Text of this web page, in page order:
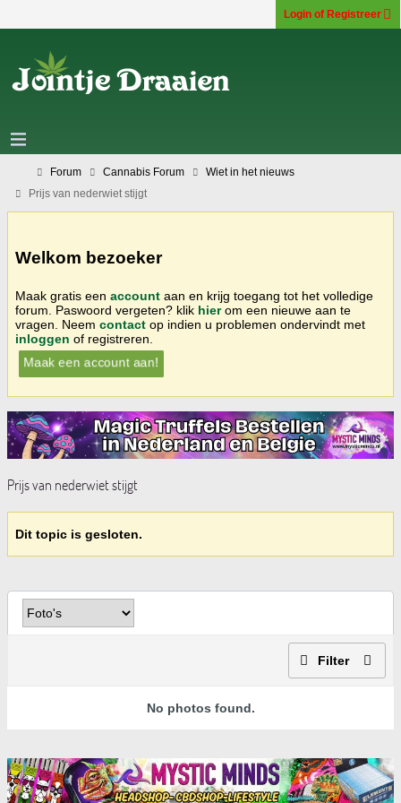
Login of Registreer
Forum Cannabis Forum
Wiet in het nieuws
Prijs van nederwiet stijgt
Welkom bezoeker
Maak gratis een account aan en krijg toegang tot het volledige
forum. Paswoord vergeten? klik hierom een nieuwe aan te
vragen. Neem contact op indien u problemen ondervindt met
inloggen of registreren.
Maak een account aan!
Prijs van nederwiet stijgt
Dit topic is gesloten.
Filter
No photos found.